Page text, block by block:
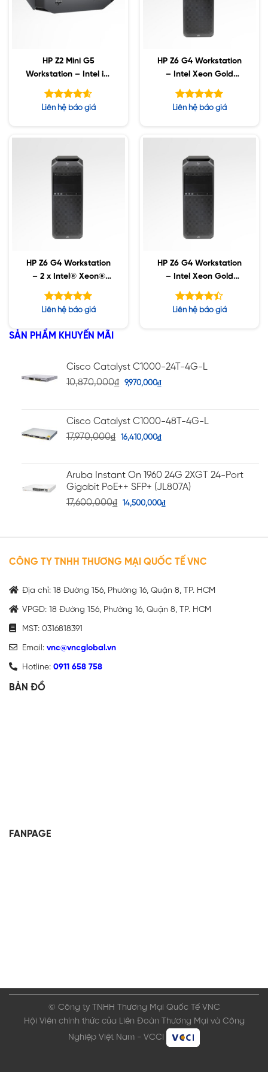
HP Z2 Mini G5
Workstation – Intel i7-
10700 / 16GB / 256GB
SSD / 500GB HDD /
Nvidia T1000 4GB
Được xếp
Liên hệ báo giá
HP Z6 G4 Workstation
– Intel Xeon Gold
6230R / 192GB ECC /
2TB SSD / 8TB SATA /
Nvidia A6000 48GB
Được xếp
Liên hệ báo giá
HP Z6 G4 Workstation
– 2 x Intel® Xeon®
Silver 4215R / 64GB D4
ECC / 1TB SSD /
RTX4000 8GB, Win10
Được xếp
5 sao
Liên hệ báo giá
HP Z6 G4 Workstation
– Intel Xeon Gold
6230R / 192GB ECC /
2TB SSD / 8TB SATA /
Nvidia RTX 5000 16GB
Được xếp
Liên hệ báo giá
SẢN PHẨM KHUYẾN MÃI
Cisco Catalyst C1000-24T-4G-L
10,870,000₫ 9,970,000₫
Cisco Catalyst C1000-48T-4G-L
17,970,000₫ 16,410,000₫
Aruba Instant On 1960 24G 2XGT 24-Port
Gigabit PoE++ SFP+ (JL807A)
17,600,000₫ 14,500,000₫
CÔNG TY TNHH THƯƠNG MẠI QUỐC TẾ VNC
Địa chỉ: 18 Đường 156, Phường 16, Quận 8, TP. HCM
VPGD: 18 Đường 156, Phường 16, Quận 8, TP. HCM
MST: 0316818391
Email: vnc@vncglobal.vn
Hotline: 0911 658 758
BẢN ĐỒ
FANPAGE
© Công ty TNHH Thương Mại Quốc Tế VNC
Hội Viên chính thức của Liên Đoàn Thương Mại và Công
Nghiệp Việt Nam - VCCI